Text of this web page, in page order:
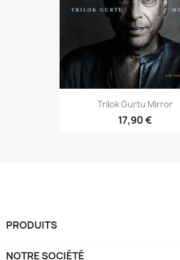
Trilok Gurtu Mirror
17,90 €
PRODUITS
NOTRE SOCIÉTÉ